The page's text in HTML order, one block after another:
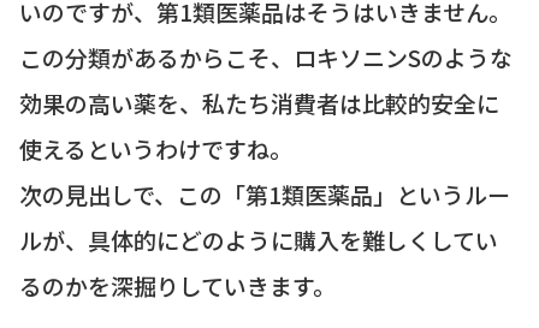
いのですが、第1類医薬品はそうはいきません。
この分類があるからこそ、ロキソニンSのような
効果の高い薬を、私たち消費者は比較的安全に
使えるというわけですね。
次の見出しで、この「第1類医薬品」というルー
ルが、具体的にどのように購入を難しくしてい
るのかを深掘りしていきます。